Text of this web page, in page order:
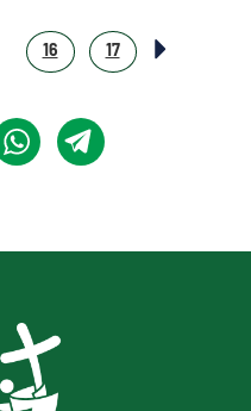
16 17